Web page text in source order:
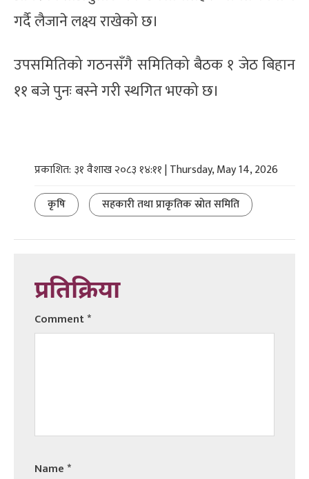
गर्दै लैजाने लक्ष्य राखेको छ।
उपसमितिको गठनसँगै समितिको बैठक १ जेठ बिहान
११ बजे पुनः बस्ने गरी स्थगित भएको छ।
प्रकाशित: ३१ वैशाख २०८३ १४:११ | Thursday, May 14, 2026
कृषि
सहकारी तथा प्राकृतिक स्रोत समिति
प्रतिक्रिया
Comment*
Name*